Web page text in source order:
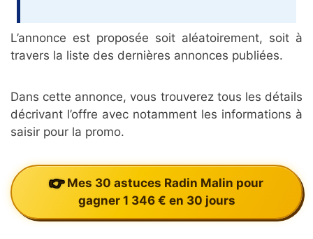
L’annonce est proposée soit aléatoirement, soit à
travers la liste des dernières annonces publiées.
Dans cette annonce, vous trouverez tous les détails
décrivant l’offre avec notamment les informations à
saisir pour la promo.
Mes 30 astuces Radin Malin pour
gagner 1 346 € en 30 jours